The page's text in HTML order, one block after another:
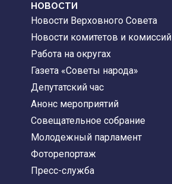
НОВОСТИ
Новости Верховного Совета
Новости комитетов и комиссий
Работа на округах
Газета «Советы народа»
Депутатский час
Анонс мероприятий
Совещательное собрание
Молодежный парламент
Фоторепортаж
Пресс-служба